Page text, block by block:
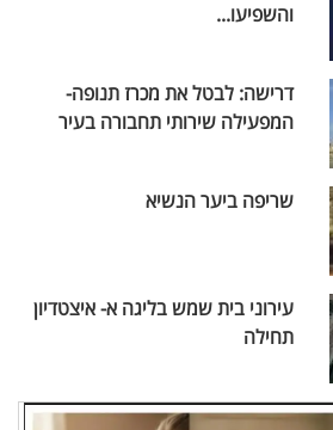
והשפיעו...
דרישה: לבטל את מכרז תנופה-
המפעילה שירותי תחבורה בעיר
שריפה ביער הנשיא
עירוני בית שמש בליגה א- איצטדיון
תחילה